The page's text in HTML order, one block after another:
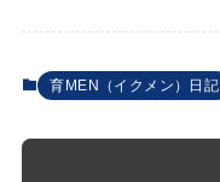
育MEN（イクメン）日記